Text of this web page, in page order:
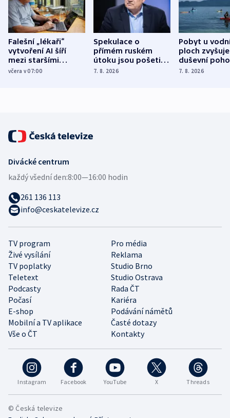
Falešní „lékaři“
vytvoření AI šíří
mezi staršími
Poláky nebezpečné
včera v 07:00
Spekulace o
přímém ruském
útoku jsou pošetilé,
míní estonský
7. 8. 2026
Pobyt u
ploch zvyšuje
duševní
ukázala
7. 8. 2026
Instagram Facebook YouTube X Threads
TV program
Pro média
Živé vysílání
Reklama
TV poplatky
Studio Brno
Teletext
Studio Ostrava
Podcasty
Rada ČT
Počasí
Kariéra
E-shop
Podávání námětů
Mobilní a TV aplikace
Časté dotazy
Vše o ČT
Kontakty
Divácké centrum
každý všední den:8:00—16:00 hodin
261 136 113
info@ceskatelevize.cz
© Česká televize